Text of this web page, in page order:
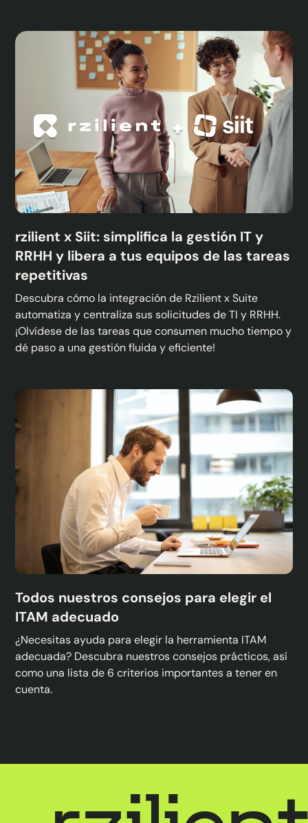
rzilient x Siit: simplifica la gestión IT y
RRHH y libera a tus equipos de las tareas
repetitivas
Descubra cómo la integración de Rzilient x Suite
automatiza y centraliza sus solicitudes de TI y RRHH.
¡Olvídese de las tareas que consumen mucho tiempo y
dé paso a una gestión fluida y eficiente!
Todos nuestros consejos para elegir el
ITAM adecuado
¿Necesitas ayuda para elegir la herramienta ITAM
adecuada? Descubra nuestros consejos prácticos, así
como una lista de 6 criterios importantes a tener en
cuenta.